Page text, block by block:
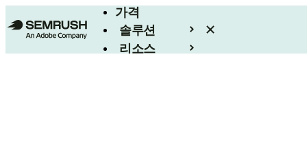
가격
솔루션
리소스